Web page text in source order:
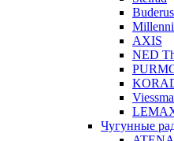
Buderus
AXIS
NED
Чугунные